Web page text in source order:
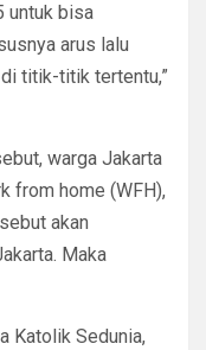
untuk bisa
arus lalu
titik-titik tertentu,”
warga Jakarta
from home (WFH),
akan
Maka
Katolik Sedunia,